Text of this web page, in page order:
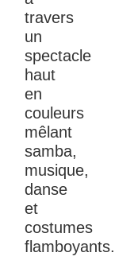
travers
un
spectacle
haut
en
couleurs
mêlant
samba,
musique,
danse
et
costumes
flamboyants.